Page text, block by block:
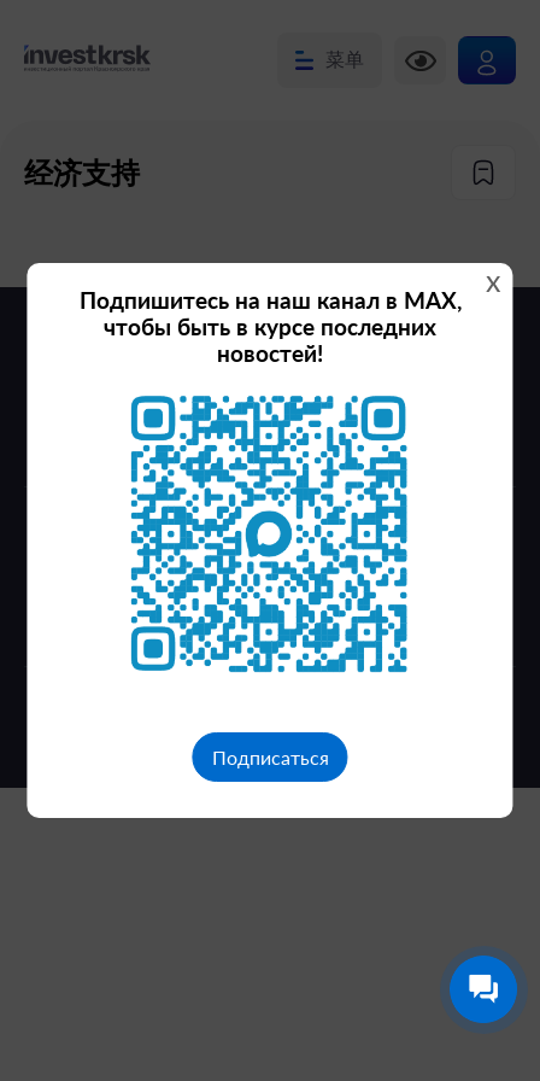
菜单
经济支持
个人数据处理政策
使用条款
© 2026 Investkrsk
Подпишитесь на наш канал в MAX,
чтобы быть в курсе последних
новостей!
Подписаться
x